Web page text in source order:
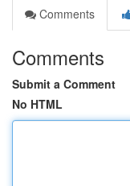
Comments
Comments
Submit a Comment
No HTML